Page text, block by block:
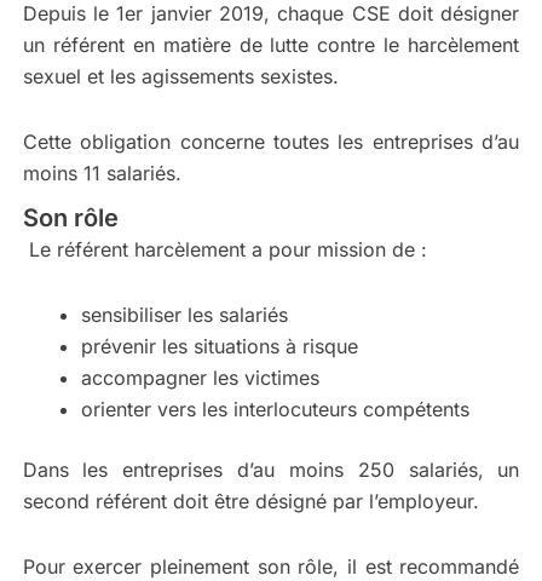
Depuis le 1er janvier 2019, chaque CSE doit désigner
un référent en matière de lutte contre le harcèlement
sexuel et les agissements sexistes.
Cette obligation concerne toutes les entreprises d’au
moins 11 salariés.
Son rôle
Le référent harcèlement a pour mission de :
sensibiliser les salariés
prévenir les situations à risque
accompagner les victimes
orienter vers les interlocuteurs compétents
Dans les entreprises d’au moins 250 salariés, un
second référent doit être désigné par l’employeur.
Pour exercer pleinement son rôle, il est recommandé